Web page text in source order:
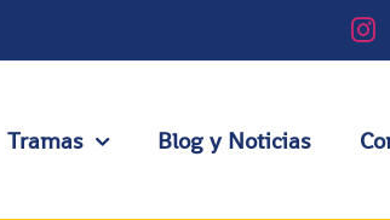
Tramas Blog y Noticias